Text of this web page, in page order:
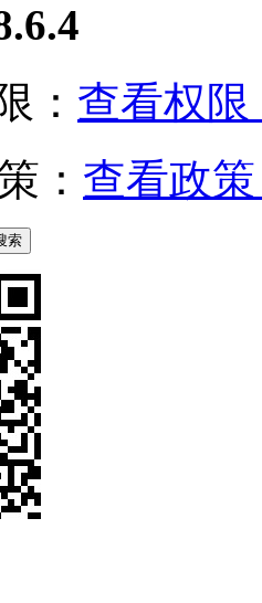
： 查看权限
： 查看政